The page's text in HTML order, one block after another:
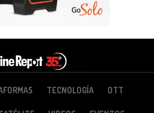
TECNOLOGÍA OTT